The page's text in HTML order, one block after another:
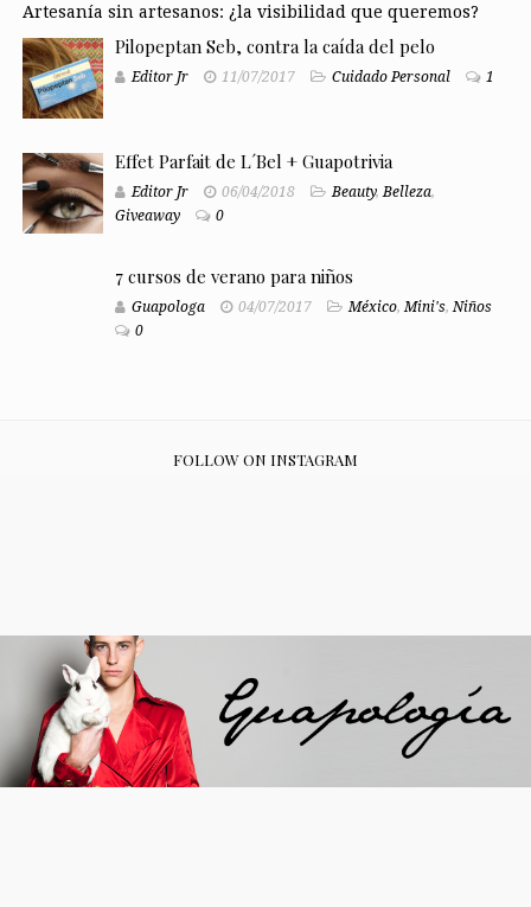
Artesanía sin artesanos: ¿la visibilidad que queremos?
Pilopeptan Seb, contra la caída del pelo
Editor Jr 11/07/2017 Cuidado Personal 1
Effet Parfait de L´Bel + Guapotrivia
Editor Jr 06/04/2018 Beauty, Belleza,
Giveaway
0
7 cursos de verano para niños
Guapologa 04/07/2017 México, Mini's, Niños
0
FOLLOW ON INSTAGRAM